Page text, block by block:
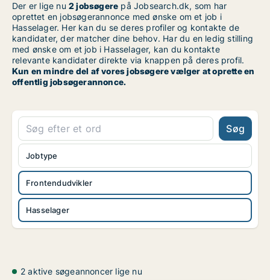
Der er lige nu 2 jobsøgere på Jobsearch.dk, som har
oprettet en jobsøgerannonce med ønske om et job i
Hasselager. Her kan du se deres profiler og kontakte de
kandidater, der matcher dine behov. Har du en ledig stilling
med ønske om et job i Hasselager, kan du kontakte
relevante kandidater direkte via knappen på deres profil.
Kun en mindre del af vores jobsøgere vælger at oprette en
offentlig jobsøgerannonce.
Søg
Frontendudvikler
Hasselager
Jobtype
2 aktive søgeannoncer lige nu